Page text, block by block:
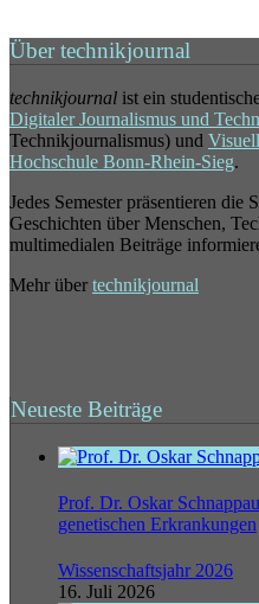
Über technikjournal
technikjournal ist ein
Digitaler Journalismus und
Technikjournalismus) und
Hochschule Bonn-Rhein-Sieg.
Jedes Semester präsentieren die
Geschichten über Menschen,
multimedialen Beiträge
Mehr über technikjournal
Neueste Beiträge
Prof. Dr. Oskar
genetischen Erkrankungen
Wissenschaftsjahr 2026
16. Juli 2026